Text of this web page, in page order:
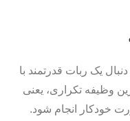
یک ربات قدرتمند با
وظیفه تکراری، یعنی
خودکار انجام شود.